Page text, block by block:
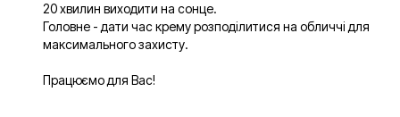
20 хвилин виходити на сонце.
Головне - дати час крему розподілитися на обличчі для
максимального захисту.
Працюємо для Вас!